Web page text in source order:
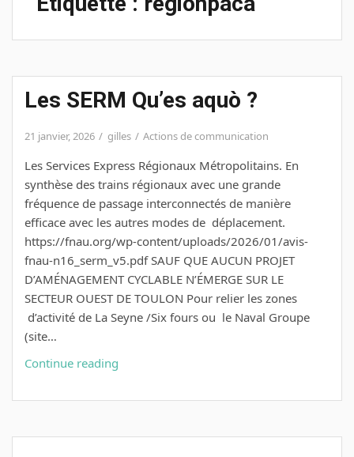
Les SERM Qu’es aquò ?
21 janvier, 2026 gilles Actions de communication
Les Services Express Régionaux Métropolitains. En
synthèse des trains régionaux avec une grande
fréquence de passage interconnectés de manière
efficace avec les autres modes de déplacement.
https://fnau.org/wp-content/uploads/2026/01/avis-
fnau-n16_serm_v5.pdf SAUF QUE AUCUN PROJET
D’AMÉNAGEMENT CYCLABLE N’ÉMERGE SUR LE
SECTEUR OUEST DE TOULON Pour relier les zones
d’activité de La Seyne /Six fours ou le Naval Groupe
(site…
Continue reading
Qu’es
?